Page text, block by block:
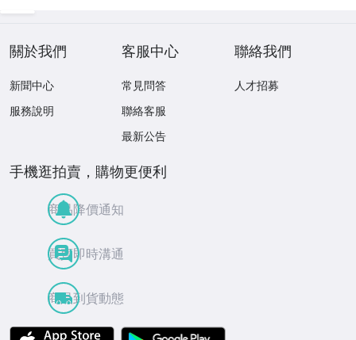
關於我們
新聞中心
服務說明
客服中心
常見問答
聯絡客服
最新公告
聯絡我們
人才招募
手機逛拍賣，購物更便利
商品降價通知
買賣即時溝通
商品到貨動態
APP Store